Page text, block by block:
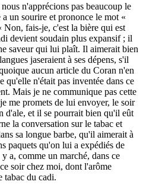
n'apprécions pas beaucoup le
un sourire et prononce le mot «
fais-je, c'est la bière qui est
devient soudain plus expansif ; il
saveur qui lui plaît. Il aimerait bien
jaseraient à ses dépens, s'il
aucun article du Coran n'en
qu'elle n'était pas inventée dans ce
Mais je ne communique pas cette
me promets de lui envoyer, le soir
d'ale, et il se pourrait bien qu'il eût
la conversation sur le tabac et
sa longue barbe, qu'il aimerait à
paquets qu'on lui a expédiés de
a, comme un marché, dans ce
soir chez moi, dont l'arôme
tabac du cadi.